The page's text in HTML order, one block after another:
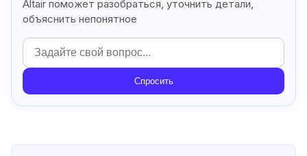
Altair поможет разобраться, уточнить детали,
объяснить непонятное
Спросить